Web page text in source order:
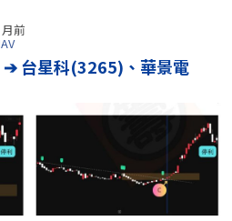
前
➔ 台星科(3265)、華景電